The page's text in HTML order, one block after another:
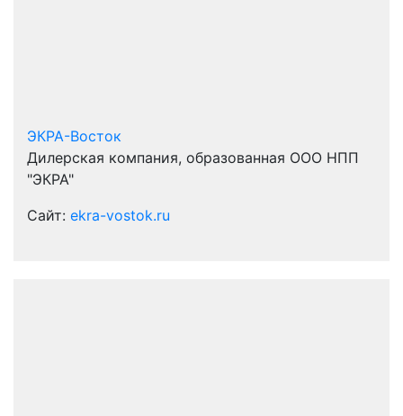
ЭКРА-Восток
Дилерская компания, образованная ООО НПП
"ЭКРА"
Сайт: ekra-vostok.ru